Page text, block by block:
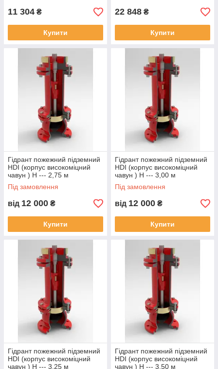
11 304 ₴
Купити
22 848 ₴
Купити
Гідрант пожежний підземний
HDI (корпус високоміцний
чавун ) Н --- 2,75 м
Під замовлення
від 12 000 ₴
Купити
Гідрант пожежний підземний
HDI (корпус високоміцний
чавун ) Н --- 3,00 м
Під замовлення
від 12 000 ₴
Купити
Гідрант пожежний підземний
HDI (корпус високоміцний
чавун ) Н --- 3,25 м
Гідрант пожежний підземний
HDI (корпус високоміцний
чавун ) Н --- 3,50 м